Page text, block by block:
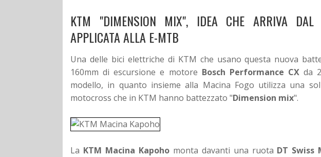
KTM "DIMENSION MIX", IDEA CHE ARRIVA DAL
APPLICATA ALLA E-MTB
Una delle bici elettriche di KTM che usano questa nuova
160mm di escursione e motore Bosch Performance CX da
modello, in quanto insieme alla Macina Fogo utilizza una
motocross che in KTM hanno battezzato "Dimension mix".
La KTM Macina Kapohomonta davanti una ruota DT Swiss